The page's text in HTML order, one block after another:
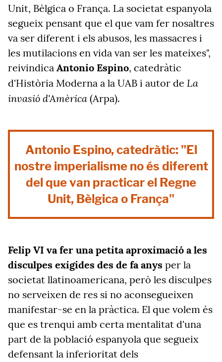
Unit, Bèlgica o França. La societat espanyola
segueix pensant que el que vam fer nosaltres
va ser diferent i els abusos, les massacres i
les mutilacions en vida van ser les mateixes",
reivindica Antonio Espino, catedràtic
d'Història Moderna a la UAB i autor de La
invasió d'Amèrica (Arpa).
Antonio Espino, catedràtic: "El
nostre imperialisme no és diferent
del que van practicar el Regne
Unit, Bèlgica o França"
Felip VI va fer una petita aproximació a les
disculpes exigides des de fa anys per la
societat llatinoamericana, però les disculpes
no serveixen de res si no aconsegueixen
manifestar-se en la pràctica. El que volem és
que es trenqui amb certa mentalitat d'una
part de la població espanyola que segueix
defensant la inferioritat dels